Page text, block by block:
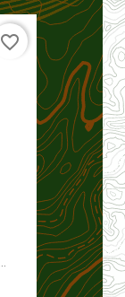
favorite_border